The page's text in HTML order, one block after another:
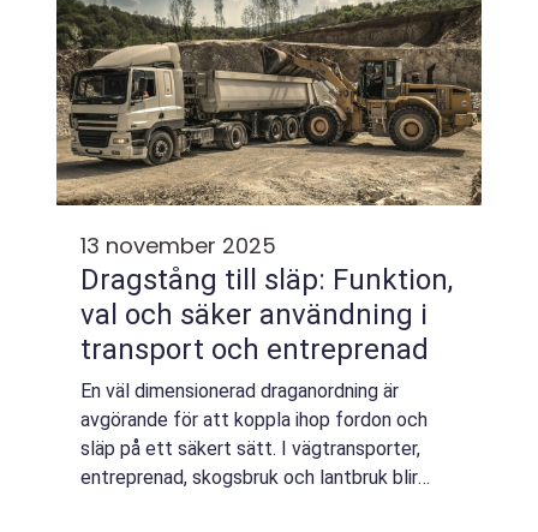
13 november 2025
Dragstång till släp: Funktion,
val och säker användning i
transport och entreprenad
En väl dimensionerad draganordning är
avgörande för att koppla ihop fordon och
släp på ett säkert sätt. I vägtransporter,
entreprenad, skogsbruk och lantbruk blir